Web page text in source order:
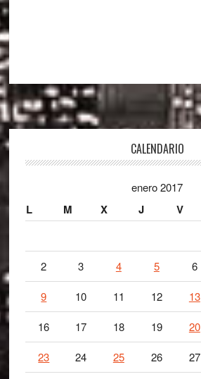
CALENDARIO
enero 2017
L M X J V
2 3 4 5 6
9 10 11 12 13
16 17 18 19 20
23 24 25 26 27